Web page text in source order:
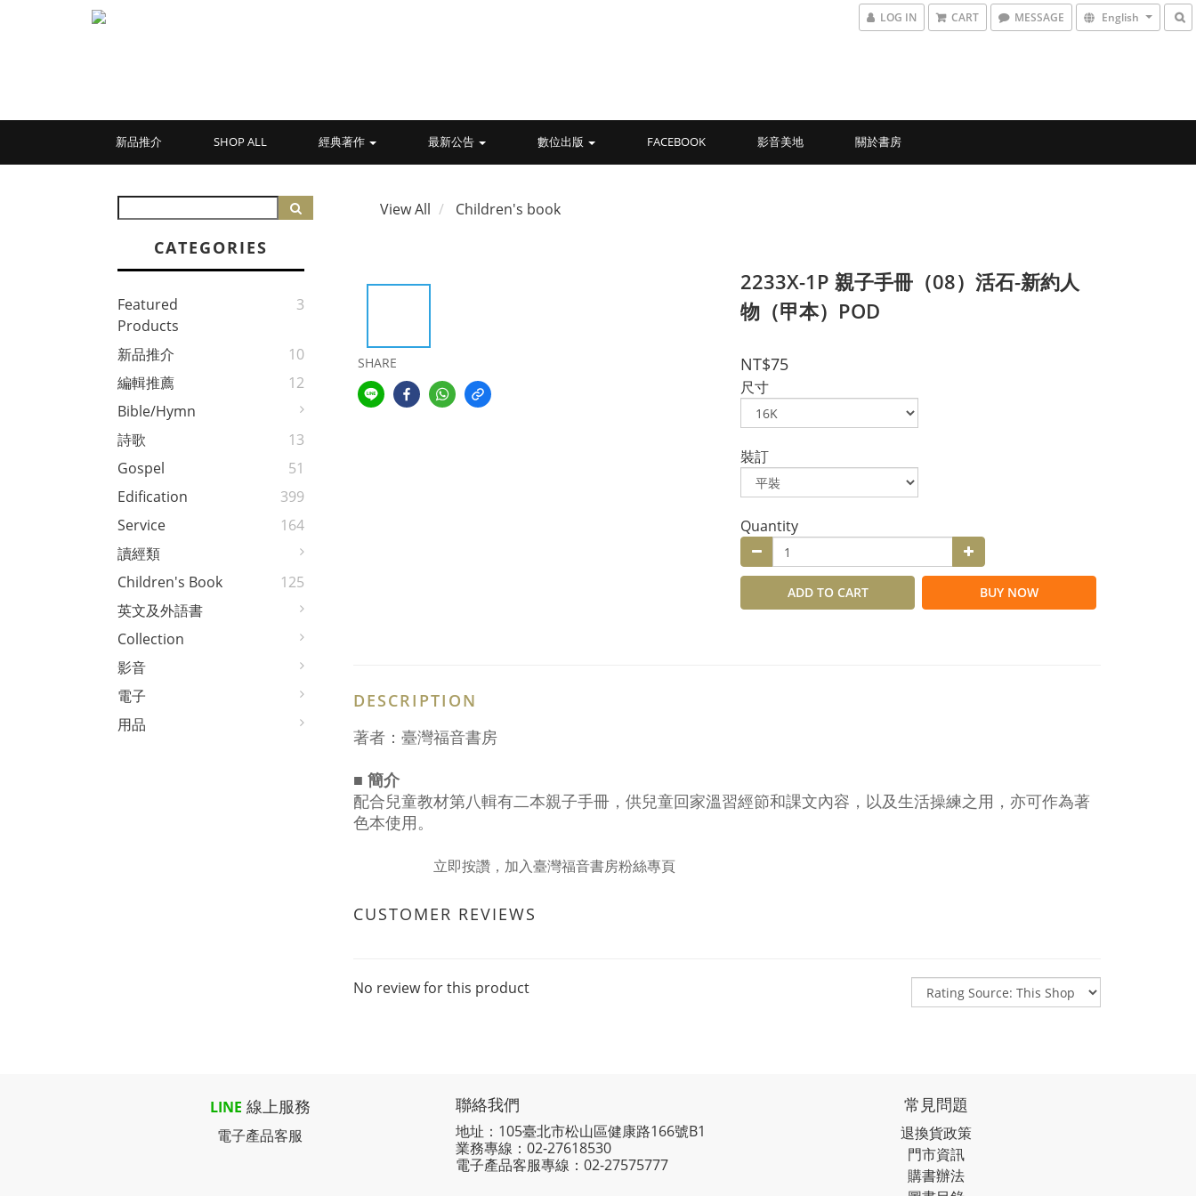
LOG IN CART MESSAGE English
新品推介 SHOP ALL 經典著作 最新公告 數位出版 FACEBOOK 影音美地 關於書房
CATEGORIES
Featured
Products
3
新品推介
10
編輯推薦
12
Bible/Hymn
詩歌
13
Gospel
51
Edification
399
Service
164
讀經類
Children's Book
125
英文及外語書
Collection
影音
電子
用品
View All Children's book
SHARE
2233X-1P 親子手冊（08）活石-新約人
物（甲本）POD
NT$75
尺寸
裝訂
Quantity
ADD TO CART BUY NOW
DESCRIPTION
著者：臺灣福音書房
■ 簡介
配合兒童教材第八輯有二本親子手冊，供兒童回家溫習經節和課文內容，以及生活操練之用，亦可作為著
色本使用。
立即按讚，加入臺灣福音書房粉絲專頁
CUSTOMER REVIEWS
No review for this product
LINE 線上服務
電子產品客服
聯絡我們
地址：105臺北市松山區健康路166號B1
業務專線： 02-27618530
電子產品客服專線：02-27575777
常見問題
退換貨政策
門市資訊
購書辦法